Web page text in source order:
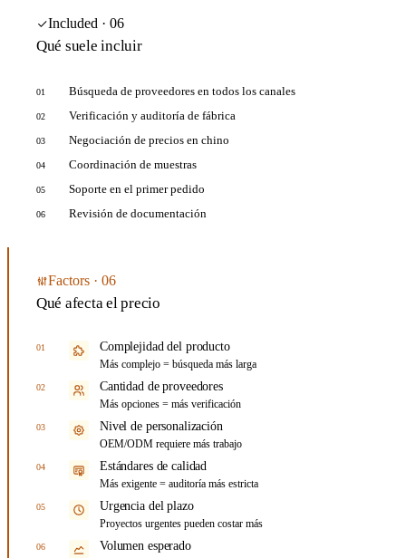
Included · 06
Qué suele incluir
01 Búsqueda de proveedores en todos los canales
02 Verificación y auditoría de fábrica
03 Negociación de precios en chino
04 Coordinación de muestras
05 Soporte en el primer pedido
06 Revisión de documentación
Factors · 06
Qué afecta el precio
01 Complejidad del producto
Más complejo = búsqueda más larga
02 Cantidad de proveedores
Más opciones = más verificación
03 Nivel de personalización
OEM/ODM requiere más trabajo
04 Estándares de calidad
Más exigente = auditoría más estricta
05 Urgencia del plazo
Proyectos urgentes pueden costar más
06 Volumen esperado